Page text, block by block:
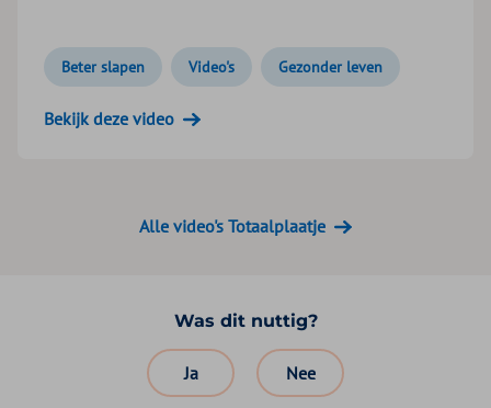
Beter slapen Video's Gezonder leven
Bekijk deze video
Alle video's Totaalplaatje
Was dit nuttig?
Ja Nee